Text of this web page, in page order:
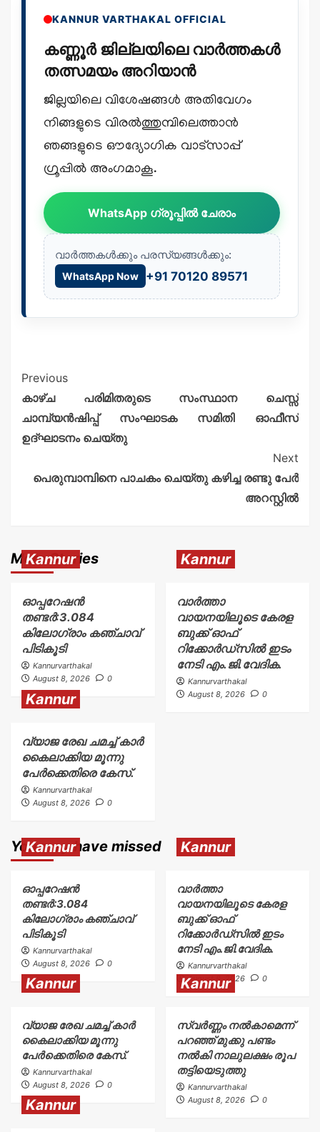
KANNUR VARTHAKAL OFFICIAL
കണ്ണൂർ ജില്ലയിലെ വാർത്തകൾ
തത്സമയം അറിയാൻ
ജില്ലയിലെ വിശേഷങ്ങൾ അതിവേഗം
നിങ്ങളുടെ വിരൽത്തുമ്പിലെത്താൻ
ഞങ്ങളുടെ ഔദ്യോഗിക വാട്സാപ്പ്
ഗ്രൂപ്പിൽ അംഗമാകൂ.
WhatsApp ഗ്രൂപ്പിൽ ചേരാം
വാർത്തകൾക്കും പരസ്യങ്ങൾക്കും:
WhatsApp Now +91 70120 89571
Previous
കാഴ്ച പരിമിതരുടെ സംസ്ഥാന ചെസ്സ്
ചാമ്പ്യൻഷിപ്പ് സംഘാടക സമിതി ഓഫീസ്
ഉദ്ഘാടനം ചെയ്തു
Next
പെരുമ്പാമ്പിനെ പാചകം ചെയ്തു കഴിച്ച രണ്ടു പേർ
അറസ്റ്റില്‍
More Stories
Kannur
ഓപ്പറേഷൻ
തണ്ടർ:3.084
കിലോഗ്രാം കഞ്ചാവ്
പിടികൂടി
Kannurvarthakal
August 8, 2026
0
Kannur
വാർത്താ
വായനയിലൂടെ കേരള
ബുക്ക് ഓഫ്
റിക്കോർഡ്സിൽ ഇടം
നേടി എം.ജി.വേദിക.
Kannurvarthakal
August 8, 2026
0
Kannur
വ്യാജ രേഖ ചമച്ച് കാർ
കൈലാക്കിയ മൂന്നു
പേർക്കെതിരെ കേസ്.
Kannurvarthakal
August 8, 2026
0
You may have missed
Kannur
ഓപ്പറേഷൻ
തണ്ടർ:3.084
കിലോഗ്രാം കഞ്ചാവ്
പിടികൂടി
Kannurvarthakal
August 8, 2026
0
Kannur
വാർത്താ
വായനയിലൂടെ കേരള
ബുക്ക് ഓഫ്
റിക്കോർഡ്സിൽ ഇടം
നേടി എം.ജി.വേദിക.
Kannurvarthakal
August 8, 2026
0
Kannur
വ്യാജ രേഖ ചമച്ച് കാർ
കൈലാക്കിയ മൂന്നു
പേർക്കെതിരെ കേസ്.
Kannurvarthakal
August 8, 2026
0
Kannur
സ്വർണ്ണം നൽകാമെന്ന്
പറഞ്ഞ് മുക്കു പണ്ടം
നൽകി നാലുലക്ഷം രൂപ
തട്ടിയെടുത്തു
Kannurvarthakal
August 8, 2026
0
Kannur